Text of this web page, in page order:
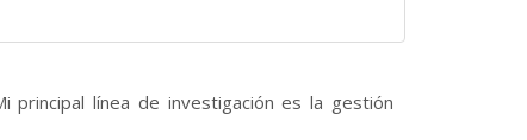
principal línea de investigación es la gestión